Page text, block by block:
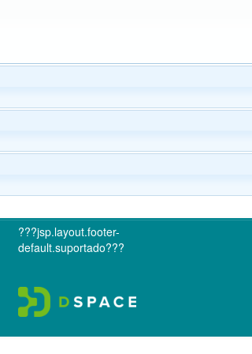
???jsp.layout.footer-
default.suportado???